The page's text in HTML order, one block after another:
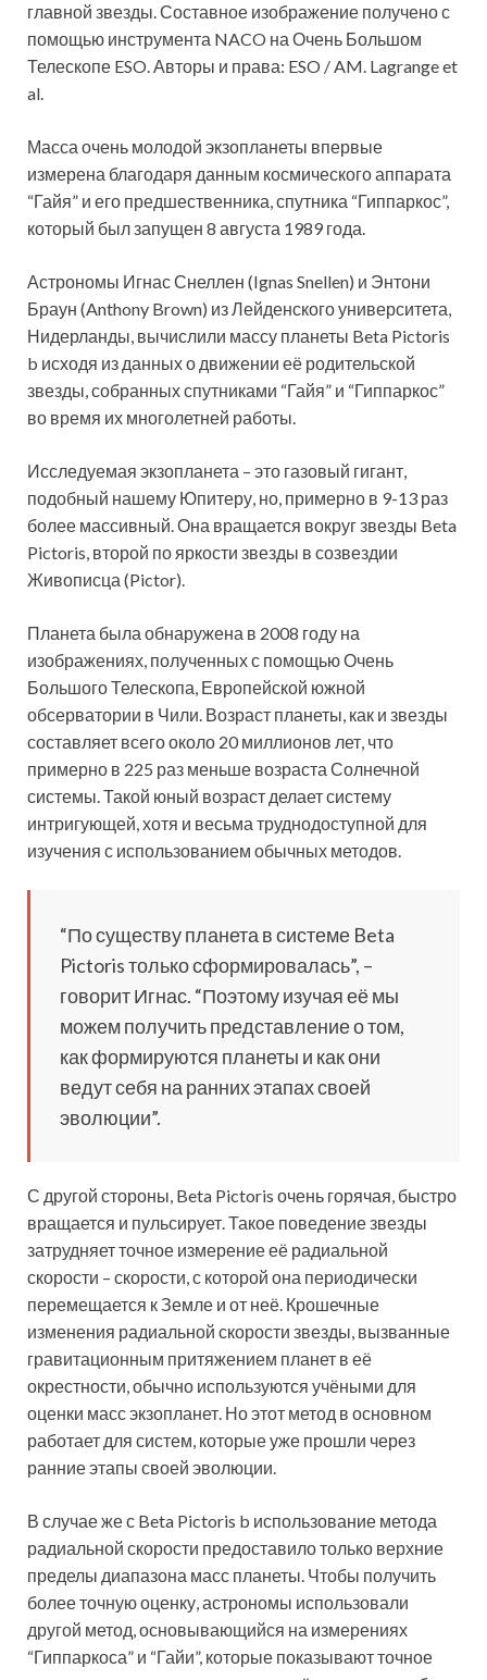
главной звезды. Составное изображение получено с
помощью инструмента NACO на Очень Большом
Телескопе ESO. Авторы и права: ESO / AM. Lagrange et
al.
Масса очень молодой экзопланеты впервые
измерена благодаря данным космического аппарата
“Гайя” и его предшественника, спутника “Гиппаркос”,
который был запущен 8 августа 1989 года.
Астрономы Игнас Снеллен (Ignas Snellen) и Энтони
Браун (Anthony Brown) из Лейденского университета,
Нидерланды, вычислили массу планеты Beta Pictoris
b исходя из данных о движении её родительской
звезды, собранных спутниками “Гайя” и “Гиппаркос”
во время их многолетней работы.
Исследуемая экзопланета – это газовый гигант,
подобный нашему Юпитеру, но, примерно в 9-13 раз
более массивный. Она вращается вокруг звезды Beta
Pictoris, второй по яркости звезды в созвездии
Живописца (Pictor).
Планета была обнаружена в 2008 году на
изображениях, полученных с помощью Очень
Большого Телескопа, Европейской южной
обсерватории в Чили. Возраст планеты, как и звезды
составляет всего около 20 миллионов лет, что
примерно в 225 раз меньше возраста Солнечной
системы. Такой юный возраст делает систему
интригующей, хотя и весьма труднодоступной для
изучения с использованием обычных методов.
“По существу планета в системе Beta
Pictoris только сформировалась”, –
говорит Игнас. “Поэтому изучая её мы
можем получить представление о том,
как формируются планеты и как они
ведут себя на ранних этапах своей
эволюции”.
С другой стороны, Beta Pictoris очень горячая, быстро
вращается и пульсирует. Такое поведение звезды
затрудняет точное измерение её радиальной
скорости – скорости, с которой она периодически
перемещается к Земле и от неё. Крошечные
изменения радиальной скорости звезды, вызванные
гравитационным притяжением планет в её
окрестности, обычно используются учёными для
оценки масс экзопланет. Но этот метод в основном
работает для систем, которые уже прошли через
ранние этапы своей эволюции.
В случае же с Beta Pictoris b использование метода
радиальной скорости предоставило только верхние
пределы диапазона масс планеты. Чтобы получить
более точную оценку, астрономы использовали
другой метод, основывающийся на измерениях
“Гиппаркоса” и “Гайи”, которые показывают точное